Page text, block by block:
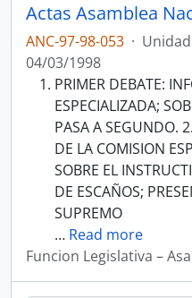
ANC-97-98-053 ·
04/03/1998
PRIMER DEBATE:
ESPECIALIZADA;
PASA A SEGUNDO.
DE LA COMISION
SOBRE EL
DE ESCAÑOS;
SUPREMO
… Read more
Funcion Legislativa –